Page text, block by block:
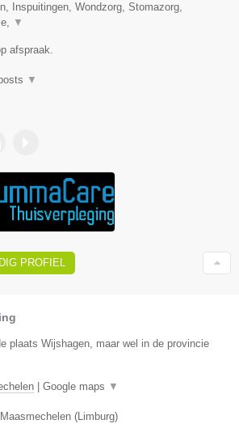
Inspuitingen, Wondzorg, Stomazorg,
▼
afspraak.
▼
PROFIEL
plaats Wijshagen, maar wel in de provincie
Google maps ▼
Maasmechelen (Limburg)